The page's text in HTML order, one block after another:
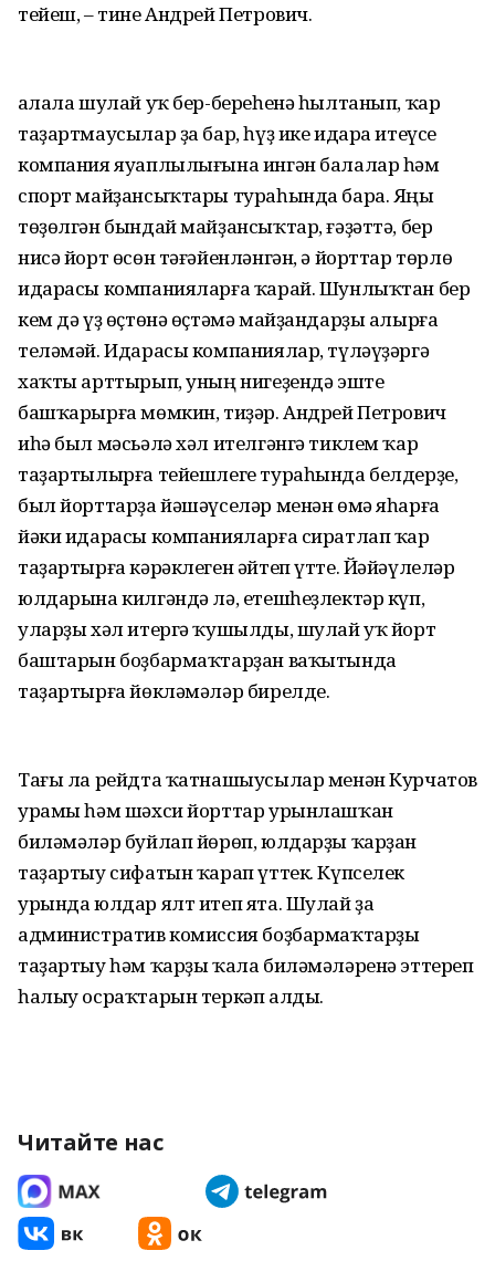
тейеш, – тине Андрей Петрович.
Ҡалала шулай уҡ бер-береһенә һылтанып, ҡар
таҙартмаусылар ҙа бар, һүҙ ике идара итеүсе
компания яуаплылығына ингән балалар һәм
спорт майҙансыҡтары тураһында бара. Яңы
төҙөлгән бындай майҙансыҡтар, ғәҙәттә, бер
нисә йорт өсөн тәғәйенләнгән, ә йорттар төрлө
идарасы компанияларға ҡарай. Шунлыҡтан бер
кем дә үҙ өҫтөнә өҫтәмә майҙандарҙы алырға
теләмәй. Идарасы компаниялар, түләүҙәргә
хаҡты арттырып, уның нигеҙендә эште
башҡарырға мөмкин, тиҙәр. Андрей Петрович
иһә был мәсьәлә хәл ителгәнгә тиклем ҡар
таҙартылырға тейешлеге тураһында белдерҙе,
был йорттарҙа йәшәүселәр менән өмә яһарға
йәки идарасы компанияларға сиратлап ҡар
таҙартырға кәрәклеген әйтеп үтте. Йәйәүлеләр
юлдарына килгәндә лә, етешһеҙлектәр күп,
уларҙы хәл итергә ҡушылды, шулай уҡ йорт
баштарын боҙбармаҡтарҙан ваҡытында
таҙартырға йөкләмәләр бирелде.
Тағы ла рейдта ҡатнашыусылар менән Курчатов
урамы һәм шәхси йорттар урынлашҡан
биләмәләр буйлап йөрөп, юлдарҙы ҡарҙан
таҙартыу сифатын ҡарап үттек. Күпселек
урында юлдар ялт итеп ята. Шулай ҙа
административ комиссия боҙбармаҡтарҙы
таҙартыу һәм ҡарҙы ҡала биләмәләренә эттереп
һалыу осраҡтарын теркәп алды.
Читайте нас